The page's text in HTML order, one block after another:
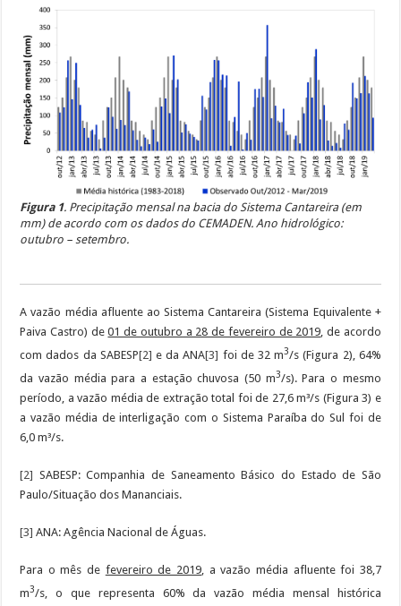
Figura 1. Precipitação mensal na bacia do Sistema Cantareira (em
mm) de acordo com os dados do CEMADEN. Ano hidrológico:
outubro – setembro.
A vazão média afluente ao Sistema Cantareira (Sistema Equivalente +
Paiva Castro) de01 de outubro a 28 de fevereiro de 2019 , de acordo
com dados da SABESP[2] e da ANA[3] foi de 32 m3/s (Figura 2), 64%
da vazão média para a estação chuvosa (50 m3/s). Para o mesmo
período, a vazão média de extração total foi de 27,6 m³/s (Figura 3) e
a vazão média de interligação com o Sistema Paraíba do Sul foi de
6,0 m³/s.
[2] SABESP: Companhia de Saneamento Básico do Estado de São
Paulo/Situação dos Mananciais.
[3] ANA: Agência Nacional de Águas.
Para o mês de fevereiro de 2019, a vazão média afluente foi 38,7
m3/s, o que representa 60% da vazão média mensal histórica